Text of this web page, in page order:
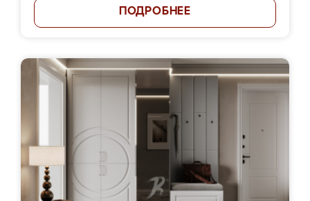
ПОДРОБНЕЕ